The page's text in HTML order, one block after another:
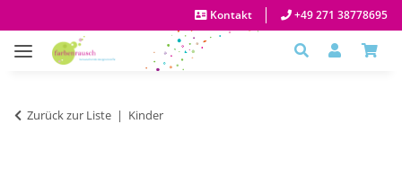
Kontakt +49 271 38778695
Zurück zur Liste Kinder